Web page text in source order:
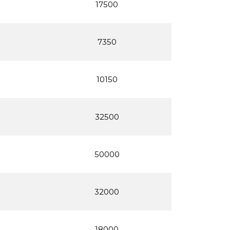
17500
7350
10150
32500
50000
32000